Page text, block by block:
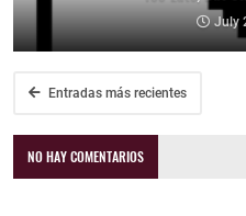
July
Entradas más recientes
NO HAY COMENTARIOS